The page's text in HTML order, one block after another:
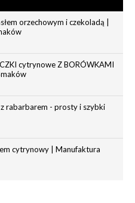
orzechowym i czekoladą |
cytrynowe Z BORÓWKAMI
rabarbarem - prosty i szybki
cytrynowy | Manufaktura